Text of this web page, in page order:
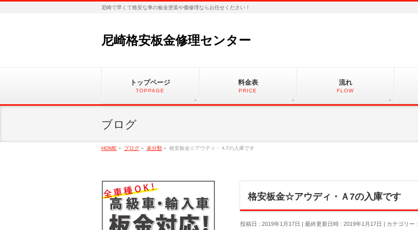
尼崎で早くて格安な車の板金塗装や傷修理ならお任せください！
尼崎格安板金修理センター
トップページ
TOPPAGE
料金表
PRICE
流れ
FLOW
ブログ
HOME » ブログ » 未分類 » 格安板金☆アウディ・Ａ7の入庫です
格安板金☆アウディ・Ａ7の入庫です
投稿日 : 2019年1月17日 最終更新日時 : 2019年1月17日 カテゴリー :